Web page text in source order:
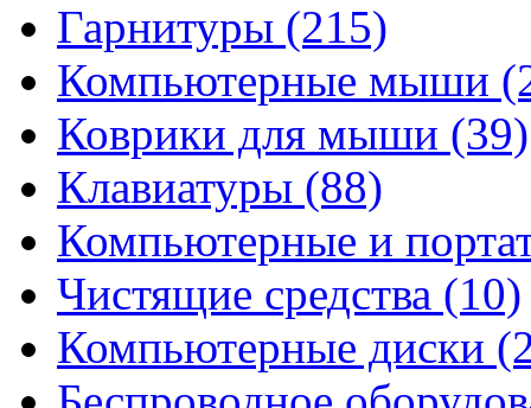
Гарнитуры (215)
Компьютерные мыши
Коврики для мыши (39)
Клавиатуры (88)
Компьютерные и
Чистящие средства (10)
Компьютерные диски